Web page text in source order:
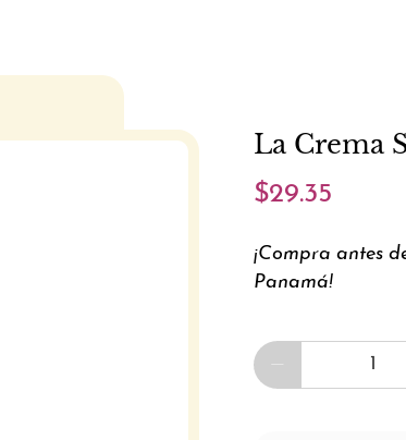
La Crema
$29.35
¡Compra antes
Panamá!
Cantidad